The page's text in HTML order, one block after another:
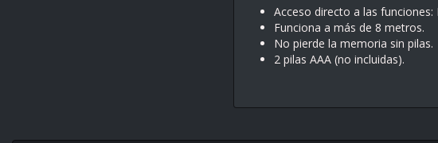
Acceso directo a las
Funciona a más de 8 metros.
No pierde la memoria sin pilas.
2 pilas AAA (no incluidas).